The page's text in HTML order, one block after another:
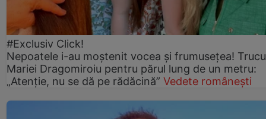
#Exclusiv Click!
Nepoatele i-au moștenit vocea și frumusețea!
Mariei Dragomiroiu pentru părul lung de un metru:
„Atenție, nu se dă pe rădăcină” Vedete românești